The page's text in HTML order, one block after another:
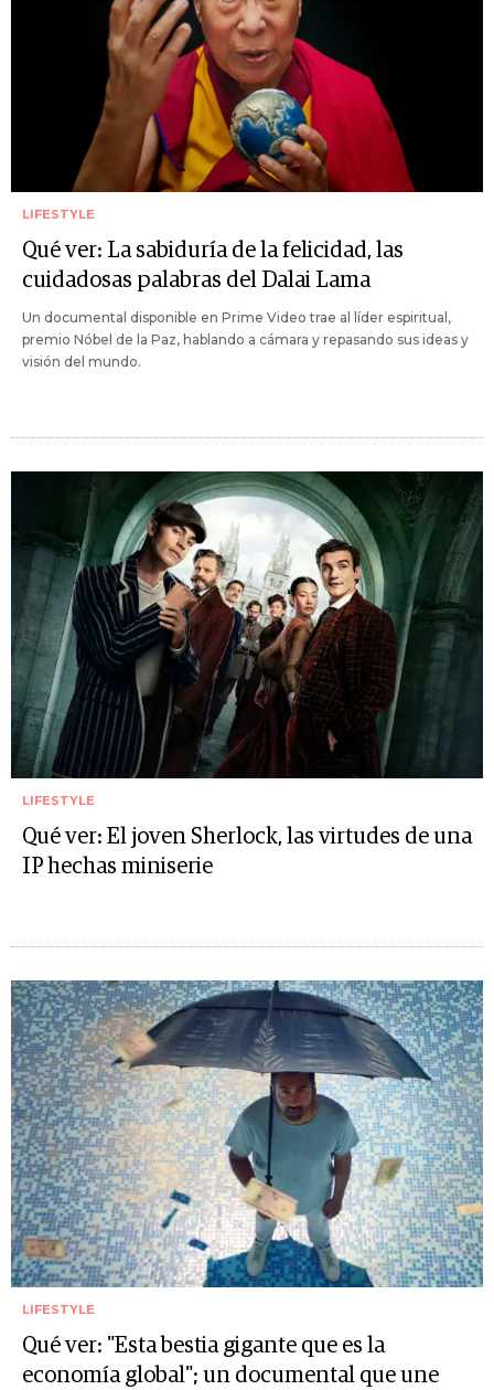
LIFESTYLE
Qué ver: La sabiduría de la felicidad, las
cuidadosas palabras del Dalai Lama
Un documental disponible en Prime Video trae al líder espiritual,
premio Nóbel de la Paz, hablando a cámara y repasando sus ideas y
visión del mundo.
LIFESTYLE
Qué ver: El joven Sherlock, las virtudes de una
IP hechas miniserie
LIFESTYLE
Qué ver: "Esta bestia gigante que es la
economía global"; un documental que une